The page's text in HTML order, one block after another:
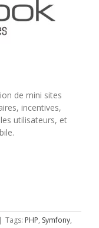
de mini sites
incentives,
utilisateurs, et
| Tags: PHP, Symfony,